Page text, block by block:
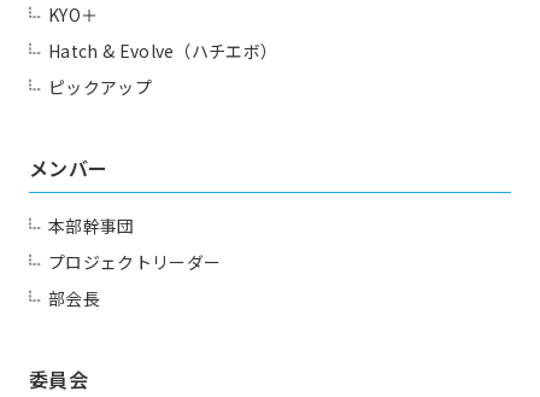
KYO＋
Hatch & Evolve（ハチエボ）
ピックアップ
メンバー
本部幹事団
プロジェクトリーダー
部会長
委員会